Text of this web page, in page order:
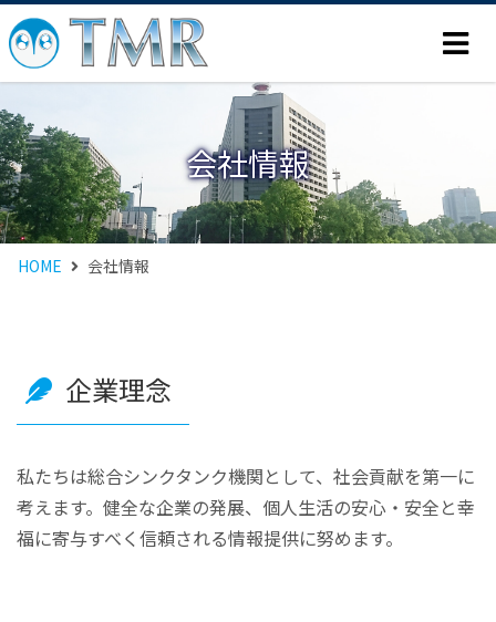
会社情報
HOME 会社情報
企業理念
私たちは総合シンクタンク機関として、社会貢献を第一に
考えます。健全な企業の発展、個人生活の安心・安全と幸
福に寄与すべく信頼される情報提供に努めます。